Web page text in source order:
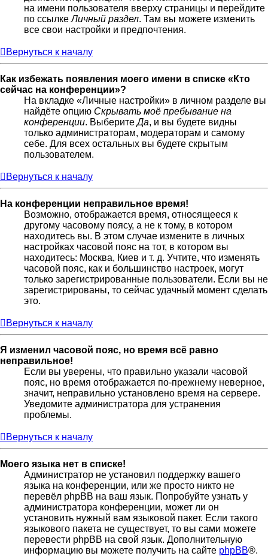
на имени пользователя вверху страницы и перейдите
по ссылкеЛичный раздел. Там вы можете изменить
все свои настройки и предпочтения.
Вернуться к началу
Как избежать появления моего имени в списке «Кто
сейчас на конференции»?
На вкладке «Личные настройки» в личном разделе вы
найдёте опцию Скрывать моё пребывание на
конференции. ВыберитеДа, и вы будете видны
только администраторам, модераторам и самому
себе. Для всех остальных вы будете скрытым
пользователем.
Вернуться к началу
На конференции неправильное время!
Возможно, отображается время, относящееся к
другому часовому поясу, а не к тому, в котором
находитесь вы. В этом случае измените в личных
настройках часовой пояс на тот, в котором вы
находитесь: Москва, Киев и т. д. Учтите, что изменять
часовой пояс, как и большинство настроек, могут
только зарегистрированные пользователи. Если вы не
зарегистрированы, то сейчас удачный момент сделать
это.
Вернуться к началу
Я изменил часовой пояс, но время всё равно
неправильное!
Если вы уверены, что правильно указали часовой
пояс, но время отображается по-прежнему неверное,
значит, неправильно установлено время на сервере.
Уведомите администратора для устранения
проблемы.
Вернуться к началу
Моего языка нет в списке!
Администратор не установил поддержку вашего
языка на конференции, или же просто никто не
перевёл phpBB на ваш язык. Попробуйте узнать у
администратора конференции, может ли он
установить нужный вам языковой пакет. Если такого
языкового пакета не существует, то вы сами можете
перевести phpBB на свой язык. Дополнительную
информацию вы можете получить на сайте phpBB®.